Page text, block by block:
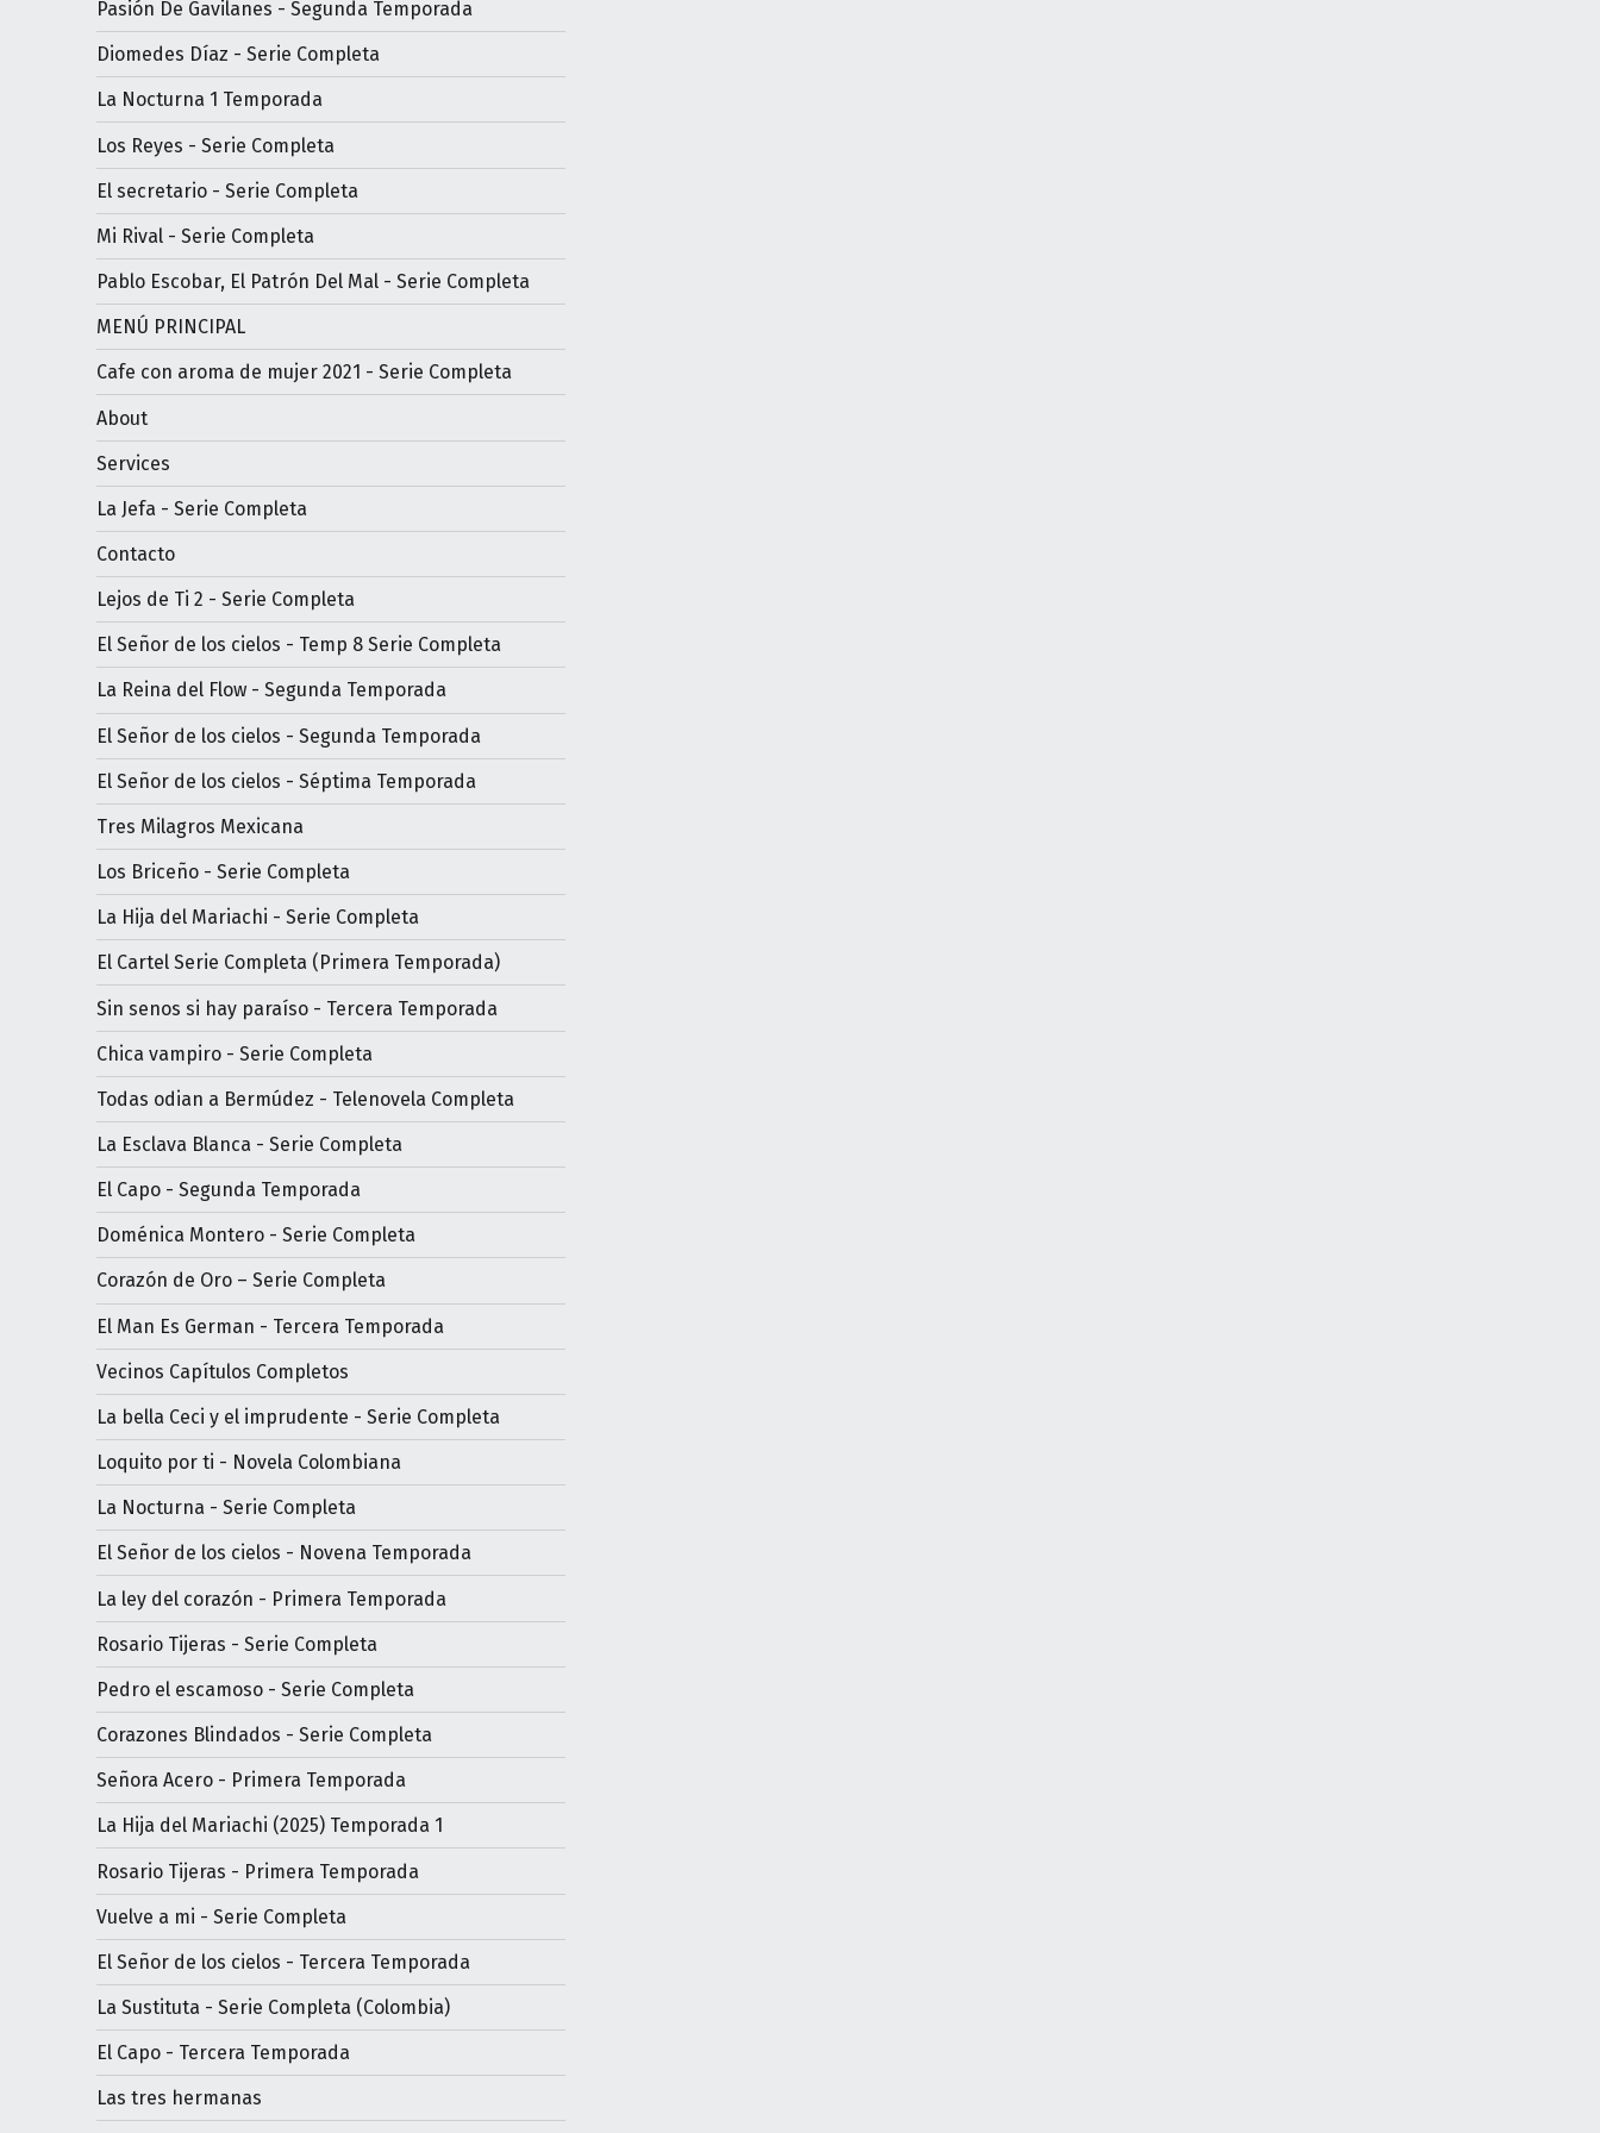
Pasión De Gavilanes - Segunda Temporada
Diomedes Díaz - Serie Completa
La Nocturna 1 Temporada
Los Reyes - Serie Completa
El secretario - Serie Completa
Mi Rival - Serie Completa
Pablo Escobar, El Patrón Del Mal - Serie Completa
MENÚ PRINCIPAL
Cafe con aroma de mujer 2021 - Serie Completa
About
Services
La Jefa - Serie Completa
Contacto
Lejos de Ti 2 - Serie Completa
El Señor de los cielos - Temp 8 Serie Completa
La Reina del Flow - Segunda Temporada
El Señor de los cielos - Segunda Temporada
El Señor de los cielos - Séptima Temporada
Tres Milagros Mexicana
Los Briceño - Serie Completa
La Hija del Mariachi - Serie Completa
El Cartel Serie Completa (Primera Temporada)
Sin senos si hay paraíso - Tercera Temporada
Chica vampiro - Serie Completa
Todas odian a Bermúdez - Telenovela Completa
La Esclava Blanca - Serie Completa
El Capo - Segunda Temporada
Doménica Montero - Serie Completa
Corazón de Oro – Serie Completa
El Man Es German - Tercera Temporada
Vecinos Capítulos Completos
La bella Ceci y el imprudente - Serie Completa
Loquito por ti - Novela Colombiana
La Nocturna - Serie Completa
El Señor de los cielos - Novena Temporada
La ley del corazón - Primera Temporada
Rosario Tijeras - Serie Completa
Pedro el escamoso - Serie Completa
Corazones Blindados - Serie Completa
Señora Acero - Primera Temporada
La Hija del Mariachi (2025) Temporada 1
Rosario Tijeras - Primera Temporada
Vuelve a mi - Serie Completa
El Señor de los cielos - Tercera Temporada
La Sustituta - Serie Completa (Colombia)
El Capo - Tercera Temporada
Las tres hermanas